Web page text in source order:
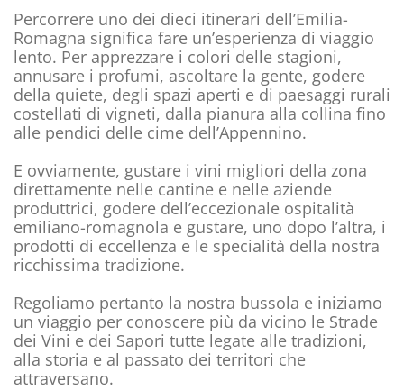
Percorrere uno dei dieci itinerari dell’Emilia-
Romagna significa fare un’esperienza di viaggio
lento. Per apprezzare i colori delle stagioni,
annusare i profumi, ascoltare la gente, godere
della quiete, degli spazi aperti e di paesaggi rurali
costellati di vigneti, dalla pianura alla collina fino
alle pendici delle cime dell’Appennino.
E ovviamente, gustare i vini migliori della zona
direttamente nelle cantine e nelle aziende
produttrici, godere dell’eccezionale ospitalità
emiliano-romagnola e gustare, uno dopo l’altra, i
prodotti di eccellenza e le specialità della nostra
ricchissima tradizione.
Regoliamo pertanto la nostra bussola e iniziamo
un viaggio per conoscere più da vicino le Strade
dei Vini e dei Sapori tutte legate alle tradizioni,
alla storia e al passato dei territori che
attraversano.